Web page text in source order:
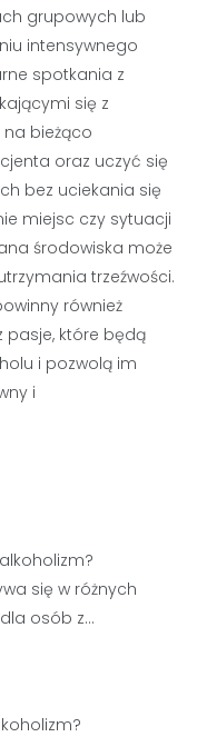
grupowych lub
intensywnego
spotkania z
się z
bieżąco
oraz uczyć się
bez uciekania się
miejsc czy sytuacji
środowiska może
trzeźwości.
również
pasje, które będą
i pozwolą im
i
się w różnych
osób z…